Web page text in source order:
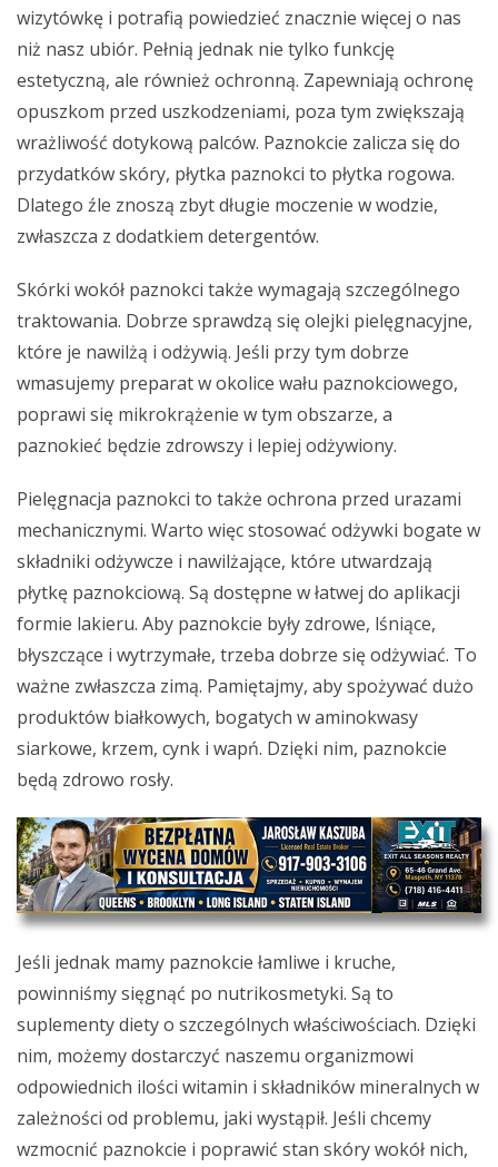
wizytówkę i potrafią powiedzieć znacznie więcej o nas
niż nasz ubiór. Pełnią jednak nie tylko funkcję
estetyczną, ale również ochronną. Zapewniają ochronę
opuszkom przed uszkodzeniami, poza tym zwiększają
wrażliwość dotykową palców. Paznokcie zalicza się do
przydatków skóry, płytka paznokci to płytka rogowa.
Dlatego źle znoszą zbyt długie moczenie w wodzie,
zwłaszcza z dodatkiem detergentów.
Skórki wokół paznokci także wymagają szczególnego
traktowania. Dobrze sprawdzą się olejki pielęgnacyjne,
które je nawilżą i odżywią. Jeśli przy tym dobrze
wmasujemy preparat w okolice wału paznokciowego,
poprawi się mikrokrążenie w tym obszarze, a
paznokieć będzie zdrowszy i lepiej odżywiony.
Pielęgnacja paznokci to także ochrona przed urazami
mechanicznymi. Warto więc stosować odżywki bogate w
składniki odżywcze i nawilżające, które utwardzają
płytkę paznokciową. Są dostępne w łatwej do aplikacji
formie lakieru. Aby paznokcie były zdrowe, lśniące,
błyszczące i wytrzymałe, trzeba dobrze się odżywiać. To
ważne zwłaszcza zimą. Pamiętajmy, aby spożywać dużo
produktów białkowych, bogatych w aminokwasy
siarkowe, krzem, cynk i wapń. Dzięki nim, paznokcie
będą zdrowo rosły.
Jeśli jednak mamy paznokcie łamliwe i kruche,
powinniśmy sięgnąć po nutrikosmetyki. Są to
suplementy diety o szczególnych właściwościach. Dzięki
nim, możemy dostarczyć naszemu organizmowi
odpowiednich ilości witamin i składników mineralnych w
zależności od problemu, jaki wystąpił. Jeśli chcemy
wzmocnić paznokcie i poprawić stan skóry wokół nich,